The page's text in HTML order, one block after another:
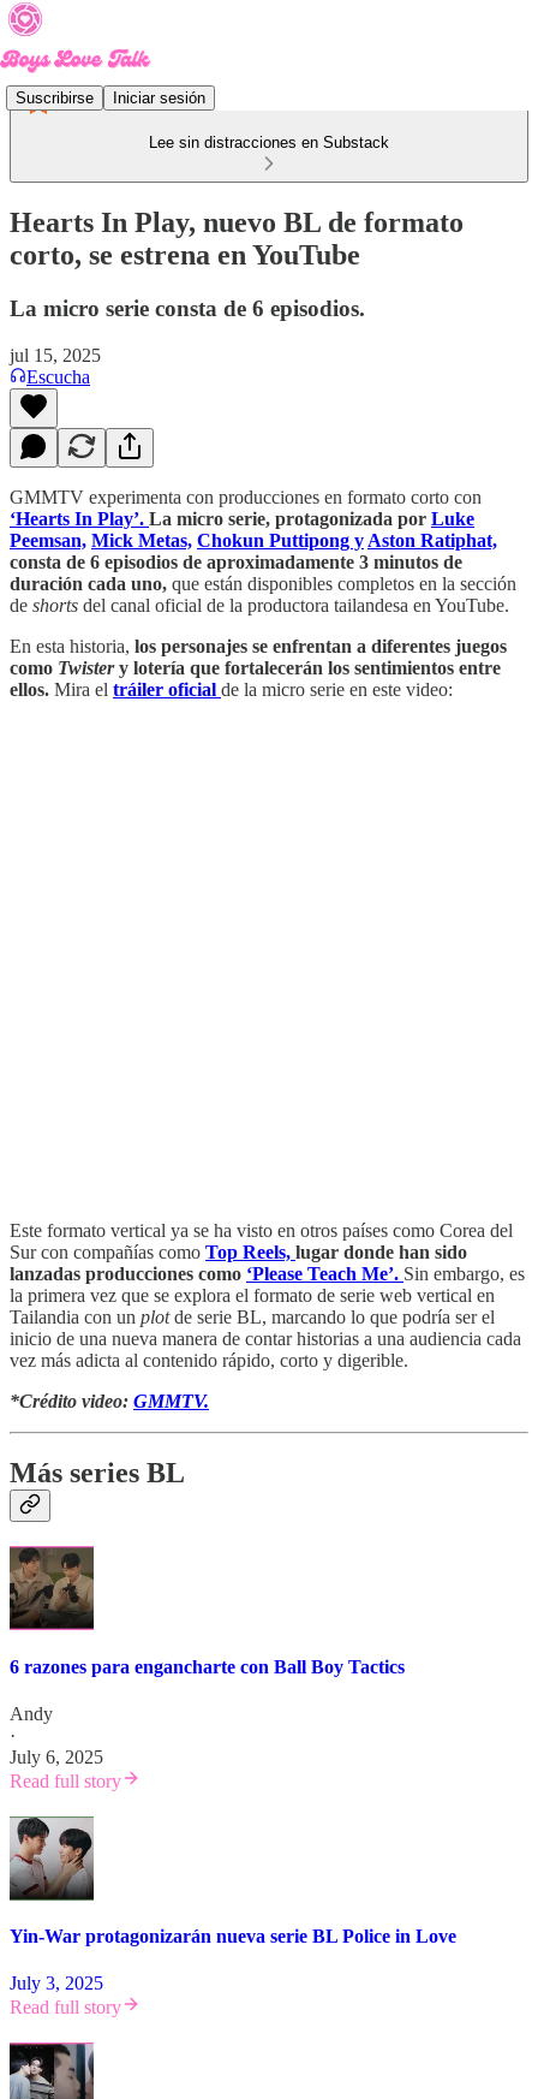
Suscribirse Iniciar sesión
Lee sin distracciones en Substack
Hearts In Play, nuevo BL de formato
corto, se estrena en YouTube
La micro serie consta de 6 episodios.
jul 15, 2025
Escucha
GMMTV experimenta con producciones en formato corto con
‘Hearts In Play’. La micro serie, protagonizada por Luke
Peemsan, Mick Metas, Chokun Puttipong y Aston Ratiphat,
consta de 6 episodios de aproximadamente 3 minutos de
duración cada uno, que están disponibles completos en la sección
de shorts del canal oficial de la productora tailandesa en YouTube.
En esta historia, los personajes se enfrentan a diferentes juegos
como Twistery lotería que fortalecerán los sentimientos entre
ellos. Mira el tráiler oficial de la micro serie en este video:
Este formato vertical ya se ha visto en otros países como Corea del
Sur con compañías como Top Reels, lugar donde han sido
lanzadas producciones como ‘Please Teach Me’. Sin embargo, es
la primera vez que se explora el formato de serie web vertical en
Tailandia con un plotde serie BL, marcando lo que podría ser el
inicio de una nueva manera de contar historias a una audiencia cada
vez más adicta al contenido rápido, corto y digerible.
*Crédito video: GMMTV.
Más series BL
6 razones para engancharte con Ball Boy Tactics
Andy
·
July 6, 2025
Read full story
Yin-War protagonizarán nueva serie BL Police in Love
July 3, 2025
Read full story